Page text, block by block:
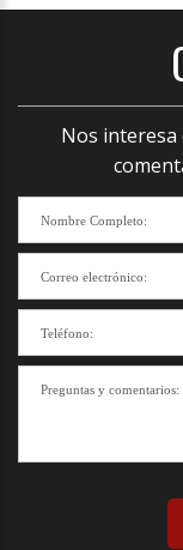
Nos interesa